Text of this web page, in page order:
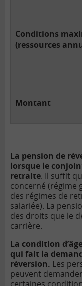
Conditions
(ressources
Montant
La pension de
lorsque le
retraite. Il suffit
concerné (régime
des régimes de
salariée). La
des droits que le
carrière.
La condition
qui fait la
réversion. Les
peuvent demander